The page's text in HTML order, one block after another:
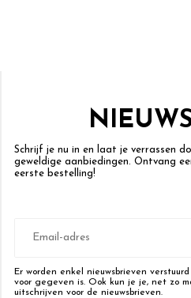
Schrijf je nu in en laat je verrassen
geweldige aanbiedingen. Ontvang
eerste bestelling!
mailadres
Er worden enkel nieuwsbrieven
voor gegeven is. Ook kun je je, net zo
uitschrijven voor de nieuwsbrieven.